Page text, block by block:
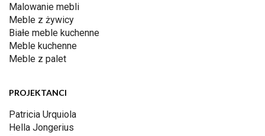
Malowanie mebli
Meble z żywicy
Białe meble kuchenne
Meble kuchenne
Meble z palet
PROJEKTANCI
Patricia Urquiola
Hella Jongerius